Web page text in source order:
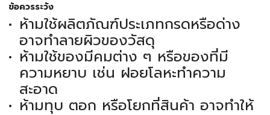
ข้อควรระวัง
ห้ามใช้ผลิตภัณฑ์ประเภทกรดหรือด่าง
อาจทำลายผิวของวัสดุ
ห้ามใช้ของมีคมต่าง ๆ หรือของที่มี
ความหยาบ เช่น ฝอยโลหะทำความ
สะอาด
ห้ามทุบ ตอก หรือโยกที่สินค้า อาจทำให้